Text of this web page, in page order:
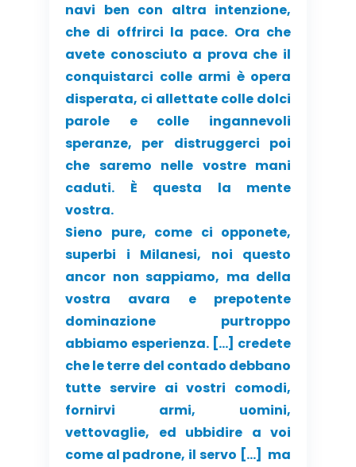
navi ben con altra intenzione,
che di offrirci la pace. Ora che
avete conosciuto a prova che il
conquistarci colle armi è opera
disperata, ci allettate colle dolci
parole e colle ingannevoli
speranze, per distruggerci poi
che saremo nelle vostre mani
caduti. È questa la mente
vostra.
Sieno pure, come ci opponete,
superbi i Milanesi, noi questo
ancor non sappiamo, ma della
vostra avara e prepotente
dominazione purtroppo
abbiamo esperienza. […] credete
che le terre del contado debbano
tutte servire ai vostri comodi,
fornirvi armi, uomini,
vettovaglie, ed ubbidire a voi
come al padrone, il servo […] ma